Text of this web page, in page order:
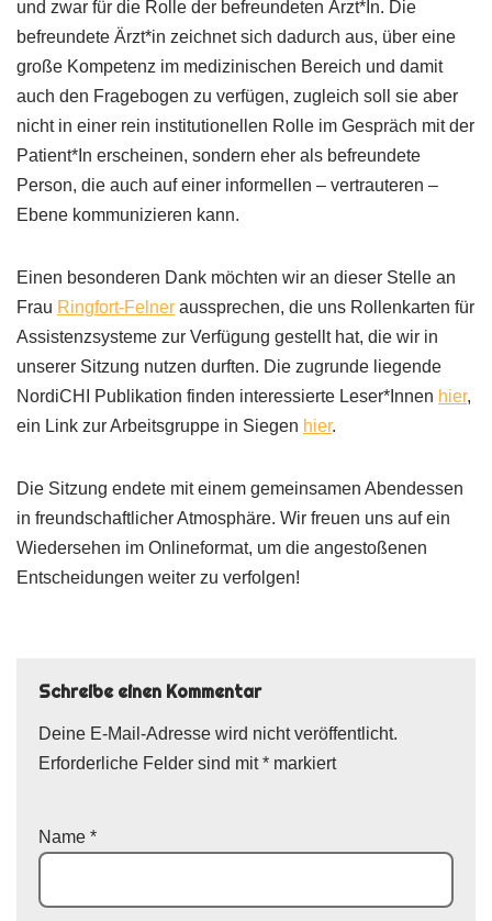
und zwar für die Rolle der befreundeten Ärzt*In. Die
befreundete Ärzt*in zeichnet sich dadurch aus, über eine
große Kompetenz im medizinischen Bereich und damit
auch den Fragebogen zu verfügen, zugleich soll sie aber
nicht in einer rein institutionellen Rolle im Gespräch mit der
Patient*In erscheinen, sondern eher als befreundete
Person, die auch auf einer informellen – vertrauteren –
Ebene kommunizieren kann.
Einen besonderen Dank möchten wir an dieser Stelle an
Frau Ringfort-Felner aussprechen, die uns Rollenkarten für
Assistenzsysteme zur Verfügung gestellt hat, die wir in
unserer Sitzung nutzen durften. Die zugrunde liegende
NordiCHI Publikation finden interessierte Leser*Innen hier,
ein Link zur Arbeitsgruppe in Siegen hier.
Die Sitzung endete mit einem gemeinsamen Abendessen
in freundschaftlicher Atmosphäre. Wir freuen uns auf ein
Wiedersehen im Onlineformat, um die angestoßenen
Entscheidungen weiter zu verfolgen!
Schreibe einen Kommentar
Deine E-Mail-Adresse wird nicht veröffentlicht.
Erforderliche Felder sind mit* markiert
Name *